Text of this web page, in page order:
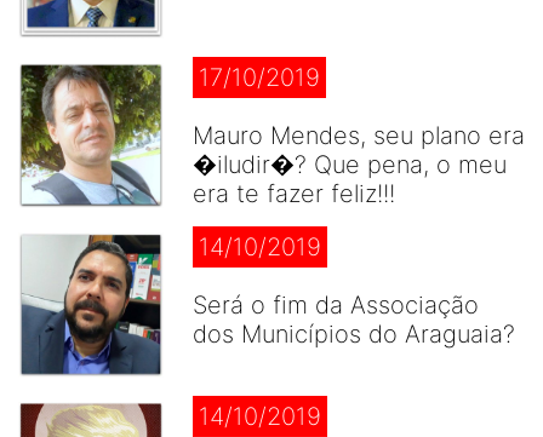
17/10/2019
Mauro Mendes, seu plano era
�iludir�? Que pena, o meu
era te fazer feliz!!!
14/10/2019
Será o fim da Associação
dos Municípios do Araguaia?
14/10/2019